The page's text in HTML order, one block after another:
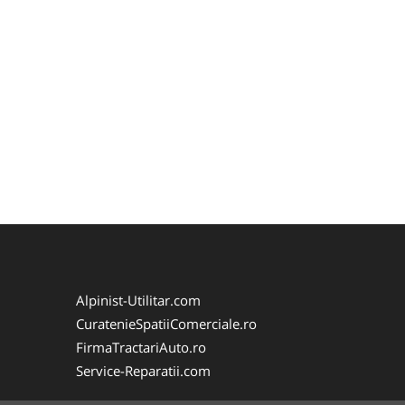
Alpinist-Utilitar.com
CuratenieSpatiiComerciale.ro
FirmaTractariAuto.ro
Service-Reparatii.com